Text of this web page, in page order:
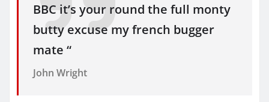
BBC it’s your round the full monty
butty excuse my french bugger
mate “
John Wright